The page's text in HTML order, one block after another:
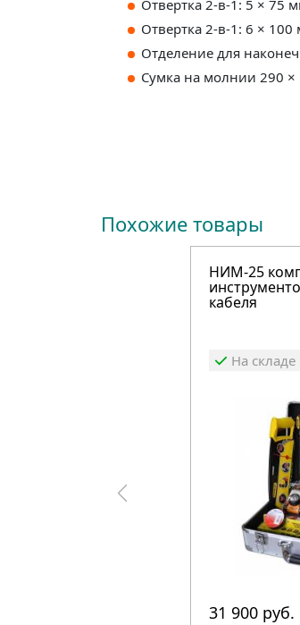
Отвертка 2-в-1: 5 × 75
Отвертка 2-в-1: 6 × 100
Отделение для
Сумка на молнии 290
Похожие товары
НИМ-25
кабеля
На складе
31 900 руб.